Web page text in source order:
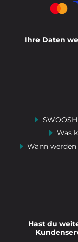
Ihre Daten
Was
Wann
Hast du